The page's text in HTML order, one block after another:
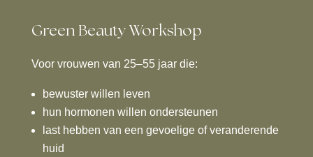
Green Beauty Workshop
Voor vrouwen van 25–55 jaar die:
bewuster willen leven
hun hormonen willen ondersteunen
last hebben van een gevoelige of veranderende
huid